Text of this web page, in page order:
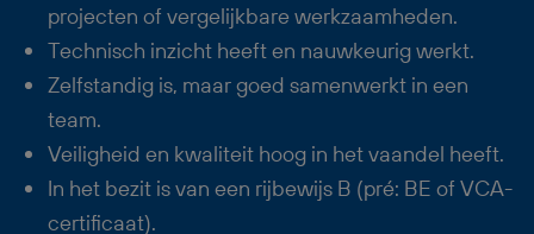
projecten of vergelijkbare werkzaamheden.
Technisch inzicht heeft en nauwkeurig werkt.
Zelfstandig is, maar goed samenwerkt in een
team.
Veiligheid en kwaliteit hoog in het vaandel heeft.
In het bezit is van een rijbewijs B (pré: BE of VCA-
certificaat).